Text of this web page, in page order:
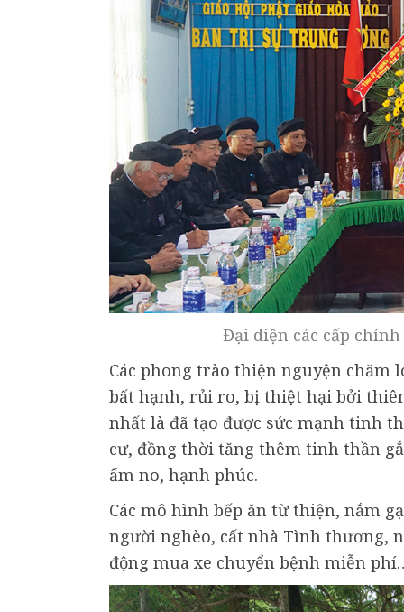
Đại diện các cấp
Các phong trào thiện nguyện chăm
bất hạnh, rủi ro, bị thiệt hại bởi
nhất là đã tạo được sức mạnh tinh
cư, đồng thời tăng thêm tinh thần
ấm no, hạnh phúc.
Các mô hình bếp ăn từ thiện, nắm
người nghèo, cất nhà Tình thương,
động mua xe chuyển bệnh miễn